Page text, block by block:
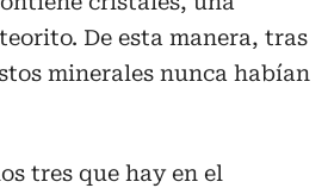
De esta manera, tras
minerales nunca habían
tres que hay en el